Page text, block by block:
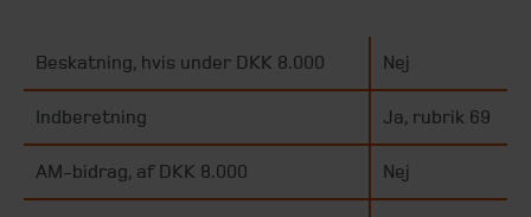
Beskatning, hvis under DKK 8.000 Nej
Indberetning Ja, rubrik 69
AM-bidrag, af DKK 8.000 Nej